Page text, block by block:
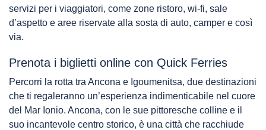
servizi per i viaggiatori, come zone ristoro, wi-fi, sale
d’aspetto e aree riservate alla sosta di auto, camper e così
via.
Prenota i biglietti online con Quick Ferries
Percorri la rotta tra Ancona e Igoumenitsa, due destinazioni
che ti regaleranno un’esperienza indimenticabile nel cuore
del Mar Ionio. Ancona, con le sue pittoresche colline e il
suo incantevole centro storico, è una città che racchiude